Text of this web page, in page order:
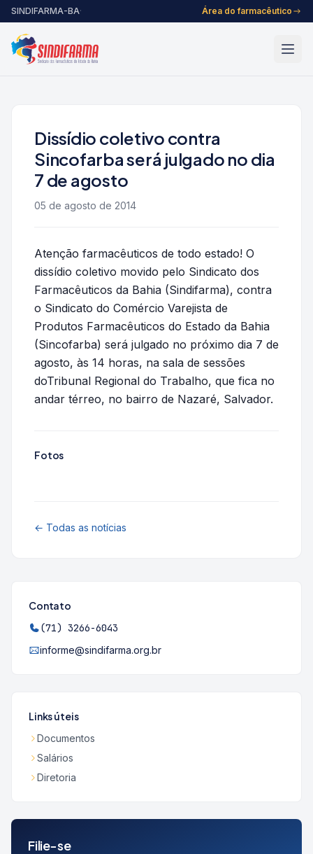
Pular para o conteúdo
SINDIFARMA-BA· Área do farmacêutico
Dissídio coletivo contra
Sincofarba será julgado no dia
7 de agosto
05 de agosto de 2014
Atenção farmacêuticos de todo estado! O
dissídio coletivo movido pelo Sindicato dos
Farmacêuticos da Bahia (Sindifarma), contra
o Sindicato do Comércio Varejista de
Produtos Farmacêuticos do Estado da Bahia
(Sincofarba) será julgado no próximo dia 7 de
agosto, às 14 horas, na sala de sessões
doTribunal Regional do Trabalho, que fica no
andar térreo, no bairro de Nazaré, Salvador.
Fotos
← Todas as notícias
Contato
(71) 3266-6043
informe@sindifarma.org.br
Links úteis
Documentos
Salários
Diretoria
Filie-se